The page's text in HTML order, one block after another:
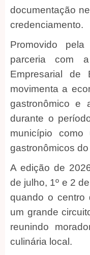
documentação
credenciamento.
Promovido
parceria com
Empresarial de
movimenta a
gastronômico e
durante o
município como
gastronômicos
A edição de
de julho, 1º e 2
quando o centro
um grande
reunindo
culinária local.